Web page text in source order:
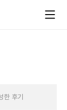
한 후기